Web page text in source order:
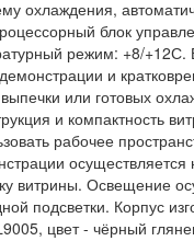
охлаждения,
блок
режим: +8/+12С.
и
или готовых
и компактность
рабочее
осуществляется
витрины. Освещение
подсветки. Корпус
цвет - чёрный